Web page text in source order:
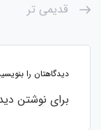
قدیمی تر
دیدگاهتان را
برای نوشتن